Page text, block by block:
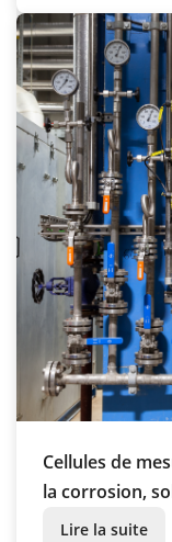
Cellules de
la corrosion,
Lire la suite